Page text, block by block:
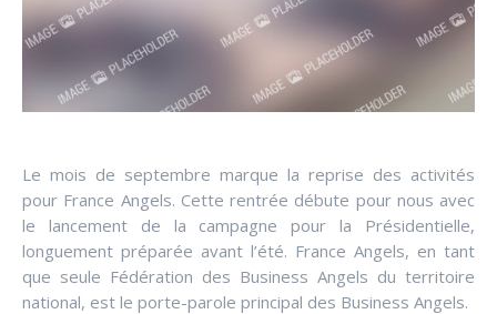
Le mois de septembre marque la reprise des activités
pour France Angels. Cette rentrée débute pour nous avec
le lancement de la campagne pour la Présidentielle,
longuement préparée avant l’été. France Angels, en tant
que seule Fédération des Business Angels du territoire
national, est le porte-parole principal des Business Angels.